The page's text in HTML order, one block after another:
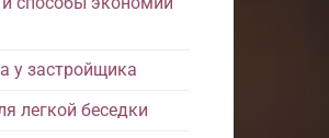
у застройщика
легкой беседки